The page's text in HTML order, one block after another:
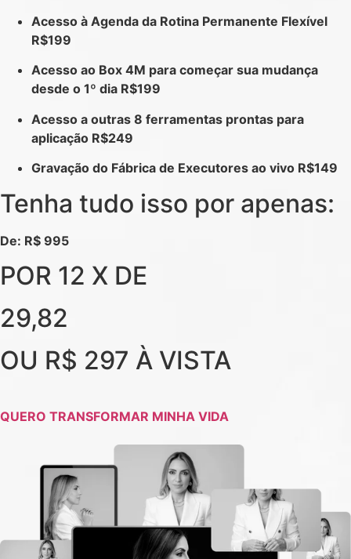
Acesso à Agenda da Rotina Permanente Flexível
R$199
Acesso ao Box 4M para começar sua mudança
desde o 1º dia R$199
Acesso a outras 8 ferramentas prontas para
aplicação R$249
Gravação do Fábrica de Executores ao vivo R$149
Tenha tudo isso por apenas:
De: R$ 995
POR 12 X DE
29,82
OU R$ 297 À VISTA
QUERO TRANSFORMAR MINHA VIDA